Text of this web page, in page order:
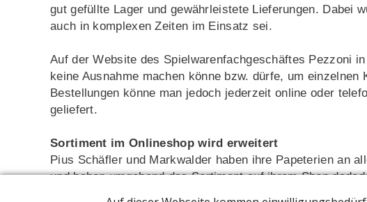
gut gefüllte Lager und gewährleistete Lieferungen. Dabei
auch in komplexen Zeiten im Einsatz sei.
Auf der Website des Spielwarenfachgeschäftes Pezzoni
keine Ausnahme machen könne bzw. dürfe, um
Bestellungen könne man jedoch jederzeit online oder
geliefert.
Sortiment im Onlineshop wird erweitert
Pius Schäfler und Markwalder haben ihre Papeterien an
und haben umgehend das Sortiment auf ihrem Shop
Geschenkideen erweitert. Schliesslich verbringen viele